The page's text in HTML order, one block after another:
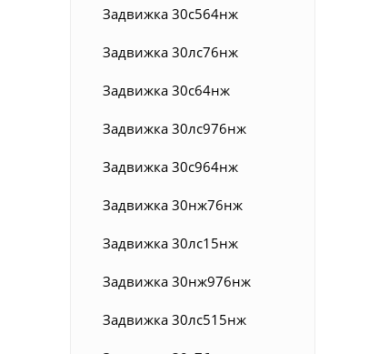
Задвижка 30с564нж
Задвижка 30лс76нж
Задвижка 30с64нж
Задвижка 30лс976нж
Задвижка 30с964нж
Задвижка 30нж76нж
Задвижка 30лс15нж
Задвижка 30нж976нж
Задвижка 30лс515нж